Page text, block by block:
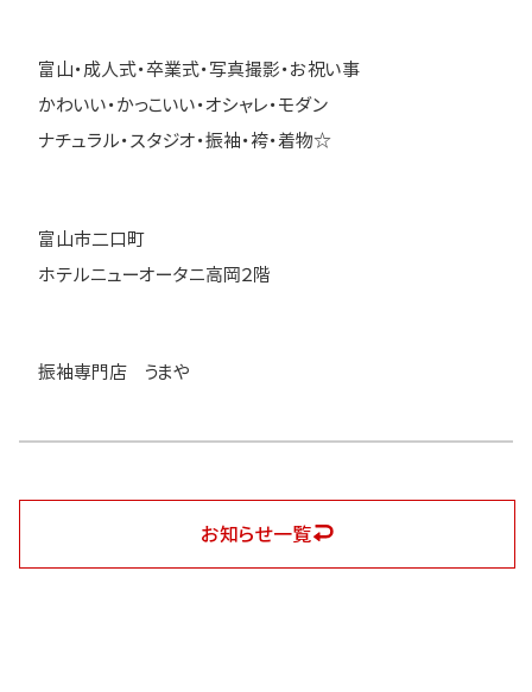
富山・成人式・卒業式・写真撮影・お祝い事
かわいい・かっこいい・オシャレ・モダン
ナチュラル・スタジオ・振袖・袴・着物☆
富山市二口町
ホテルニューオータニ高岡２階
振袖専門店 うまや
お知らせ一覧